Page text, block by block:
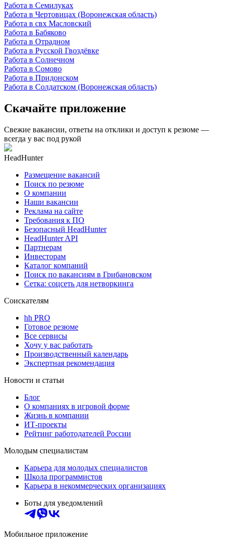
Работа в Семилуках
Работа в Чертовицах (Воронежская область)
Работа в свх Масловский
Работа в Бабяково
Работа в Отрадном
Работа в Русской Гвоздёвке
Работа в Солнечном
Работа в Сомово
Работа в Придонском
Работа в Солдатском (Воронежская область)
Скачайте приложение
Свежие вакансии, ответы на отклики и доступ к резюме —
всегда у вас под рукой
HeadHunter
Размещение вакансий
Поиск по резюме
О компании
Наши вакансии
Реклама на сайте
Требования к ПО
Безопасный HeadHunter
HeadHunter API
Партнерам
Инвесторам
Каталог компаний
Поиск по вакансиям в Грибановском
Сетка: соцсеть для нетворкинга
Соискателям
hh PRO
Готовое резюме
Все сервисы
Хочу у вас работать
Производственный календарь
Экспертная рекомендация
Новости и статьи
Блог
О компаниях в игровой форме
Жизнь в компании
ИТ-проекты
Рейтинг работодателей России
Молодым специалистам
Карьера для молодых специалистов
Школа программистов
Карьера в некоммерческих организациях
Боты для уведомлений
Мобильное приложение